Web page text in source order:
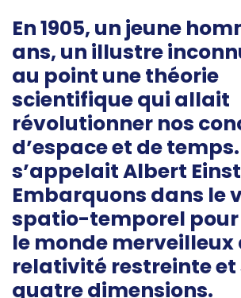
En 1905, un jeune
ans, un illustre
au point une théorie
scientifique qui allait
révolutionner nos
d’espace et de
s’appelait Albert
Embarquons dans le
spatio-temporel
le monde merveilleux
relativité restreinte et
quatre dimensions.